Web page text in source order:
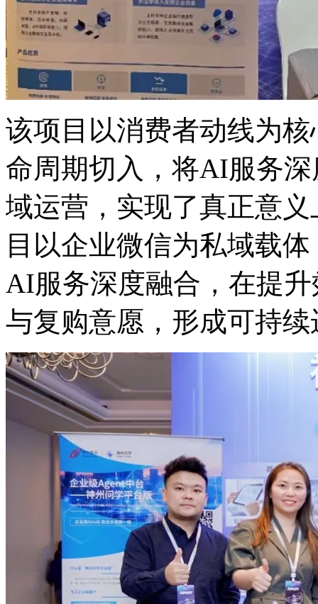
该项目以消费者动线为核
命周期切入，将AI服
域运营，实现了真正意
目以企业微信为私域载体
AI服务深度融合，在
与复购意愿，形成可持